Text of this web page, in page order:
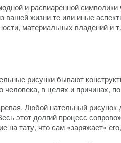
и распиаренной
жизни те или иные
материальных владений
рисунки бывают
в целях и причинах,
Любой нательный
этот долгий процесс
на тату, что сам «заряжает»